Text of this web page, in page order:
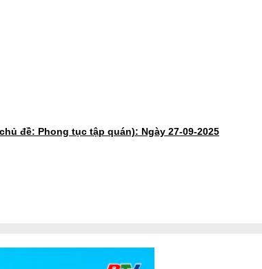
đề: Phong tục tập quán): Ngày 27-09-2025